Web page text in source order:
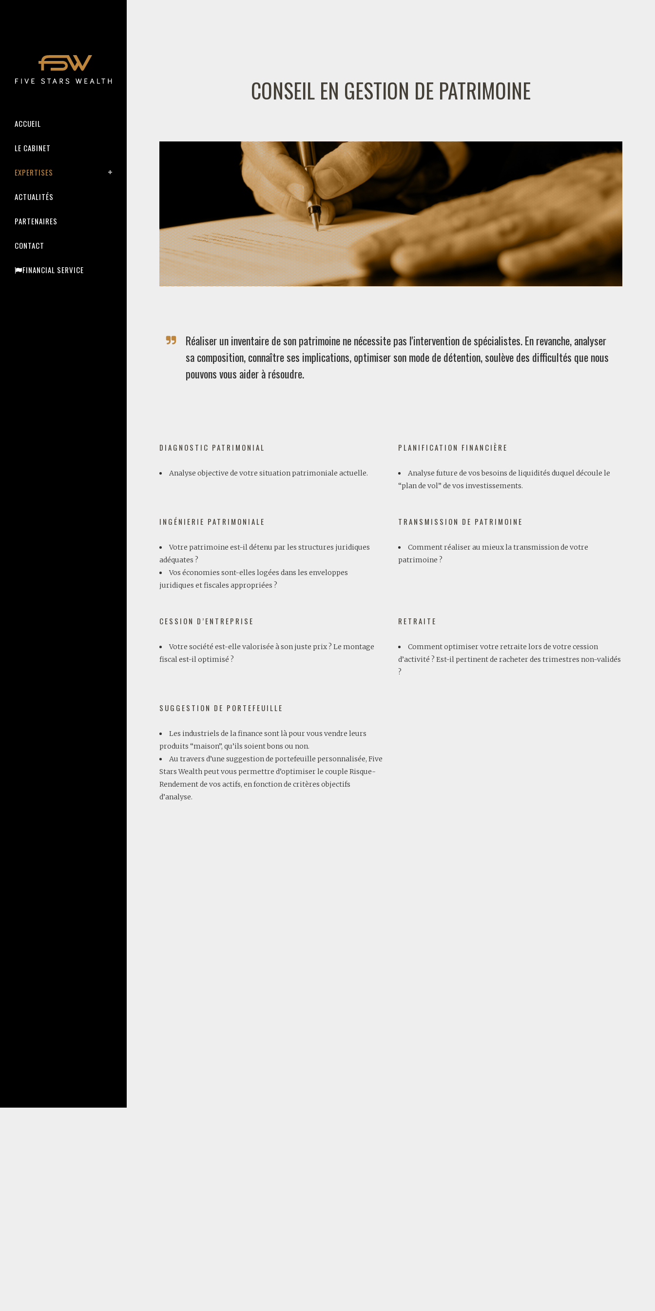
ACCUEIL
LE CABINET
EXPERTISES
ACTUALITÉS
PARTENAIRES
CONTACT
FINANCIAL SERVICE
CONSEIL EN GESTION DE PATRIMOINE
Réaliser un inventaire de son patrimoine ne nécessite pas l'intervention de spécialistes. En revanche, analyser
sa composition, connaître ses implications, optimiser son mode de détention, soulève des difficultés que nous
pouvons vous aider à résoudre.
DIAGNOSTIC PATRIMONIAL
Analyse objective de votre situation patrimoniale actuelle.
PLANIFICATION FINANCIÈRE
Analyse future de vos besoins de liquidités duquel découle le
“plan de vol” de vos investissements.
INGÉNIERIE PATRIMONIALE
Votre patrimoine est-il détenu par les structures juridiques
adéquates ?
Vos économies sont-elles logées dans les enveloppes
juridiques et fiscales appropriées ?
TRANSMISSION DE PATRIMOINE
Comment réaliser au mieux la transmission de votre
patrimoine ?
CESSION D’ENTREPRISE
Votre société est-elle valorisée à son juste prix ? Le montage
fiscal est-il optimisé ?
RETRAITE
Comment optimiser votre retraite lors de votre cession
d’activité ? Est-il pertinent de racheter des trimestres non-validés
?
SUGGESTION DE PORTEFEUILLE
Les industriels de la finance sont là pour vous vendre leurs
produits “maison”, qu’ils soient bons ou non.
Au travers d’une suggestion de portefeuille personnalisée, Five
Stars Wealth peut vous permettre d’optimiser le couple Risque-
Rendement de vos actifs, en fonction de critères objectifs
d’analyse.